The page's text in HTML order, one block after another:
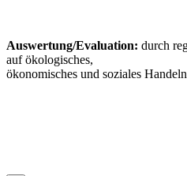
Auswertung/Evaluation: durch
auf ökologisches,
ökonomisches und soziales